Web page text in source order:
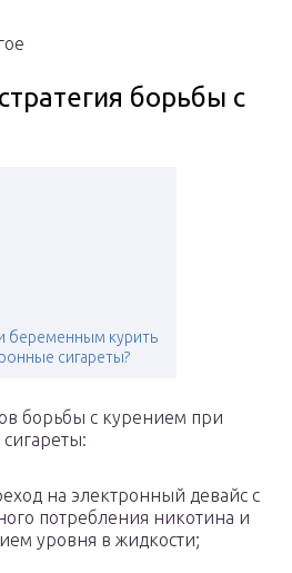
борьбы с
беременным курить
сигареты?
борьбы с курением при
на электронный девайс с
потребления никотина и
уровня в жидкости;